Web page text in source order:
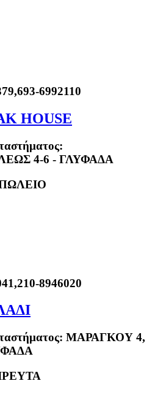
6992110
HOUSE
4-6 - ΓΛΥΦΑΔΑ
8946020
ΜΑΡΑΓΚΟΥ 4,